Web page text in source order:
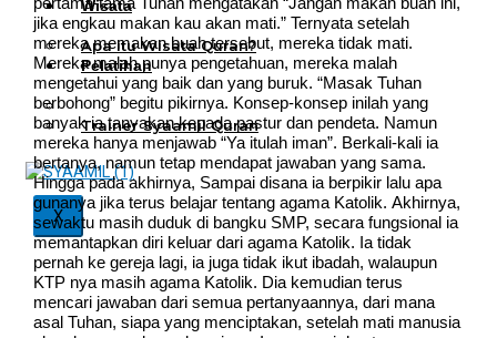
Wisata
Quran
Apa itu Wisata Quran?
Pelatihan
Kequranan
Apa itu Pelatihan Quran?
Trainer Syaamil Quran
X
jika engkau makan kau akan mati.” Ternyata setelah
mereka memakan buah tersebut, mereka tidak mati.
Mereka malah punya pengetahuan, mereka malah
mengetahui yang baik dan yang buruk. “Masak Tuhan
berbohong” begitu pikirnya. Konsep-konsep inilah yang
banyak ia tanyakan kepada pastur dan pendeta. Namun
mereka hanya menjawab “Ya itulah iman”. Berkali-kali ia
bertanya, namun tetap mendapat jawaban yang sama.
Hingga pada akhirnya, Sampai disana ia berpikir lalu apa
gunanya jika terus belajar tentang agama Katolik. Akhirnya,
sewaktu masih duduk di bangku SMP, secara fungsional ia
memantapkan diri keluar dari agama Katolik. Ia tidak
pernah ke gereja lagi, ia juga tidak ikut ibadah, walaupun
KTP nya masih agama Katolik. Dia kemudian terus
mencari jawaban dari semua pertanyaannya, dari mana
asal Tuhan, siapa yang menciptakan, setelah mati manusia